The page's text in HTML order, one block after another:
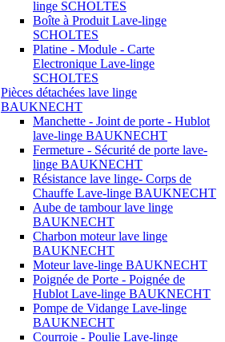
linge SCHOLTES
Boîte à Produit Lave-linge
SCHOLTES
Platine - Module - Carte
Electronique Lave-linge
SCHOLTES
Pièces détachées lave linge
BAUKNECHT
Manchette - Joint de porte - Hublot
lave-linge BAUKNECHT
Fermeture - Sécurité de porte lave-
linge BAUKNECHT
Résistance lave linge- Corps de
Chauffe Lave-linge BAUKNECHT
Aube de tambour lave linge
BAUKNECHT
Charbon moteur lave linge
BAUKNECHT
Moteur lave-linge BAUKNECHT
Poignée de Porte - Poignée de
Hublot Lave-linge BAUKNECHT
Pompe de Vidange Lave-linge
BAUKNECHT
Courroie - Poulie Lave-linge